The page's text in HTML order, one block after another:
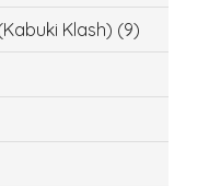
Klash) (9)